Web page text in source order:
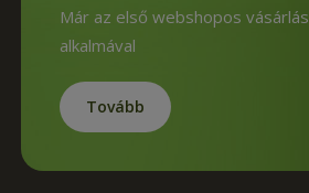
Már az első webshopos vásárlás
alkalmával
Tovább